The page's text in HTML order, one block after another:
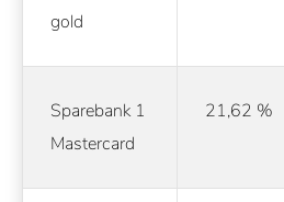
gold
Sparebank 1
Mastercard
21,62 %